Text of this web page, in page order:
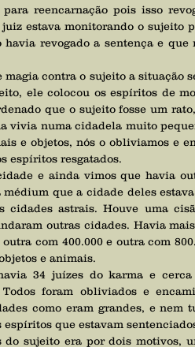
reencarnação pois isso
estava monitorando o sujeito
revogado a sentença e
ele colocou os espíritos de
que o sujeito fosse um
vivia numa cidadela muito
e objetos, nós o obliviamos e
espíritos resgatados.
que a cidade deles
cidades astrais. Houve uma
outras cidades. Havia
com 400.000 e outra com
e animais.
foram obliviados e
como eram grandes, e
que estavam